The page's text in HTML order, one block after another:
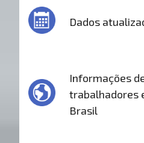
Dados
Informações
trabalhadores
Brasil